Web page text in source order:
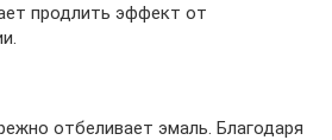
продлить эффект от
отбеливает эмаль. Благодаря